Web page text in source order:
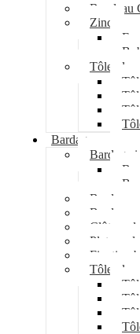
Bandeau
Zinc
Tôle plane
Bardage
Bardage
Bardage
Bardage
Clôture
Plateau
Fixation
Tôle plane